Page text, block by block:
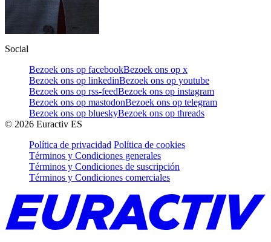
Social
Bezoek ons op facebookBezoek ons op x
Bezoek ons op linkedinBezoek ons op youtube
Bezoek ons op rss-feedBezoek ons op instagram
Bezoek ons op mastodonBezoek ons op telegram
Bezoek ons op blueskyBezoek ons op threads
© 2026 Euractiv ES
Política de privacidad Política de cookies
Términos y Condiciones generales
Términos y Condiciones de suscripción
Términos y Condiciones comerciales